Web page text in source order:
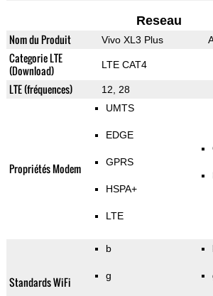
Reseau
Nom du Produit Vivo XL3 Plus
Categorie LTE
(Download)
LTE CAT4
LTE (fréquences) 12, 28
Propriétés Modem
UMTS
EDGE
GPRS
HSPA+
LTE
Standards WiFi
b
g